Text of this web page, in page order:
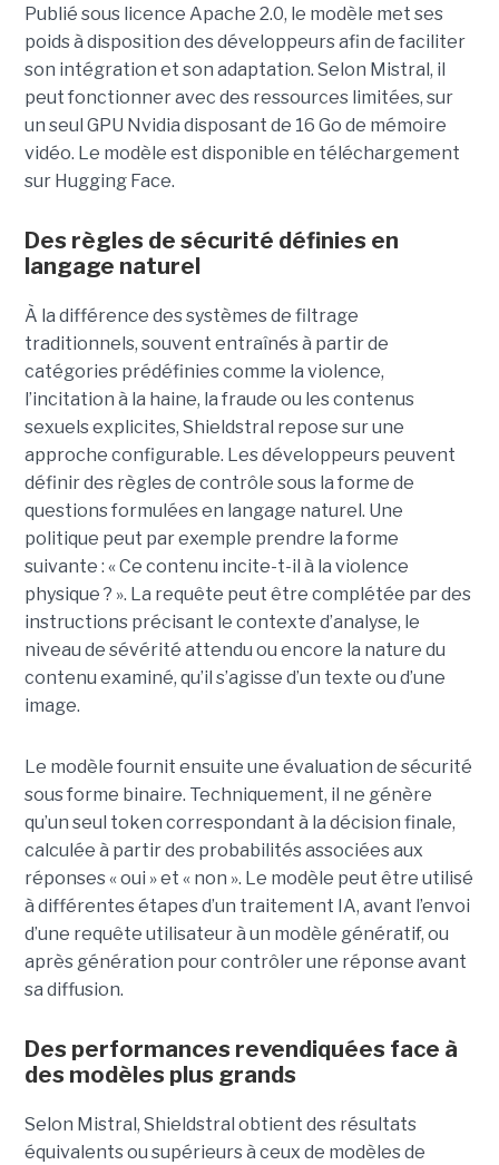
Publié sous licence Apache 2.0, le modèle met ses
poids à disposition des développeurs afin de faciliter
son intégration et son adaptation. Selon Mistral, il
peut fonctionner avec des ressources limitées, sur
un seul GPU Nvidia disposant de 16 Go de mémoire
vidéo. Le modèle est disponible en téléchargement
sur Hugging Face.
Des règles de sécurité définies en
langage naturel
À la différence des systèmes de filtrage
traditionnels, souvent entraînés à partir de
catégories prédéfinies comme la violence,
l’incitation à la haine, la fraude ou les contenus
sexuels explicites, Shieldstral repose sur une
approche configurable. Les développeurs peuvent
définir des règles de contrôle sous la forme de
questions formulées en langage naturel. Une
politique peut par exemple prendre la forme
suivante : « Ce contenu incite-t-il à la violence
physique ? ». La requête peut être complétée par des
instructions précisant le contexte d’analyse, le
niveau de sévérité attendu ou encore la nature du
contenu examiné, qu’il s’agisse d’un texte ou d’une
image.
Le modèle fournit ensuite une évaluation de sécurité
sous forme binaire. Techniquement, il ne génère
qu’un seul token correspondant à la décision finale,
calculée à partir des probabilités associées aux
réponses « oui » et « non ». Le modèle peut être utilisé
à différentes étapes d’un traitement IA, avant l’envoi
d’une requête utilisateur à un modèle génératif, ou
après génération pour contrôler une réponse avant
sa diffusion.
Des performances revendiquées face à
des modèles plus grands
Selon Mistral, Shieldstral obtient des résultats
équivalents ou supérieurs à ceux de modèles de